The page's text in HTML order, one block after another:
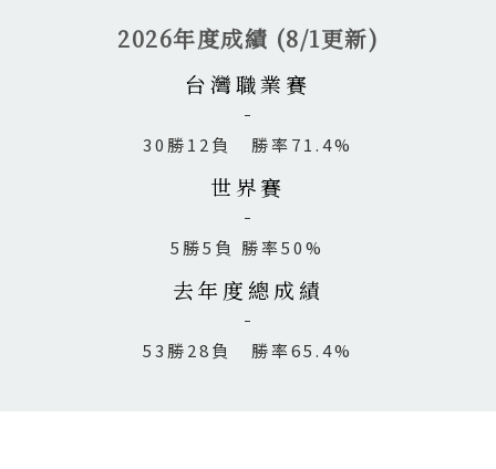
2026年度成績 (8/1更新)
台灣職業賽
30勝12負 勝率71.4%
世界賽
5勝5負 勝率50%
去年度總成績
53勝28負 勝率65.4%